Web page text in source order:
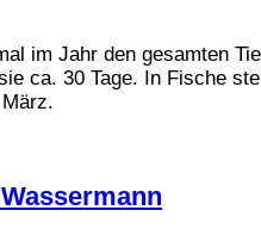
im Jahr den gesamten
ca. 30 Tage. In Fische